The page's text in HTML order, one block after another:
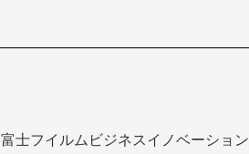
富士フイルムビジネスイノベーション